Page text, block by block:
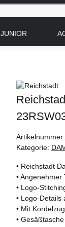
JUNIOR
Artikelnummer:
Kategorie:
• Reichstadt
•
• Logo-
• Logo-Details
• Mit Kordelzug
• Gesäßtasche